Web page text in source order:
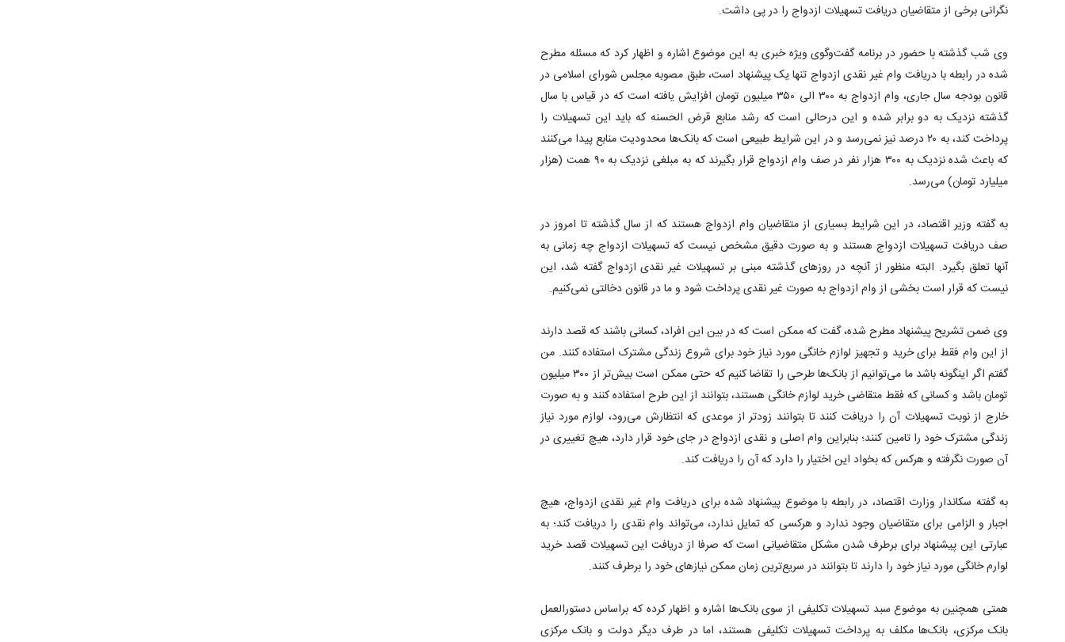
نگرانی برخی از متقاضیان دریافت تسهیلات ازدواج را در پی داشت.
وی شب گذشته با حضور در برنامه گفت‌وگوی ویژه خبری به این موضوع اشاره و اظهار کرد که مسئله مطرح
شده در رابطه با دریافت وام غیر نقدی ازدواج تنها یک پیشنهاد است، طبق مصوبه مجلس شورای اسلامی در
قانون بودجه سال جاری، وام ازدواج به ۳۰۰ الی ۳۵۰ میلیون تومان افزایش یافته است که در قیاس با سال
گذشته نزدیک به دو برابر شده و این درحالی است که رشد منابع قرض الحسنه که باید این تسهیلات را
پرداخت کند، به ۲۰ درصد نیز نمی‌رسد و در این شرایط طبیعی است که بانک‌ها محدودیت منابع پیدا می‌کنند
که باعث شده نزدیک به ۳۰۰ هزار نفر در صف وام ازدواج قرار بگیرند که به مبلغی نزدیک به ۹۰ همت (هزار
میلیارد تومان) می‌رسد.
به گفته وزیر اقتصاد، در این شرایط بسیاری از متقاضیان وام ازدواج هستند که از سال گذشته تا امروز در
صف دریافت تسهیلات ازدواج هستند و به صورت دقیق مشخص نیست که تسهیلات ازدواج چه زمانی به
آنها تعلق بگیرد. البته منظور از آنچه در روز‌های گذشته مبنی بر تسهیلات غیر نقدی ازدواج گفته شد، این
نیست که قرار است بخشی از وام ازدواج به صورت غیر نقدی پرداخت شود و ما در قانون دخالتی نمی‌کنیم.
وی ضمن تشریح پیشنهاد مطرح شده، گفت که ممکن است که در بین این افراد، کسانی باشند که قصد دارند
از این وام فقط برای خرید و تجهیز لوازم خانگی مورد نیاز خود برای شروع زندگی مشترک استفاده کنند. من
گفتم اگر اینگونه باشد ما می‌توانیم از بانک‌ها طرحی را تقاضا کنیم که حتی ممکن است بیش‌تر از ۳۰۰ میلیون
تومان باشد و کسانی که فقط متقاضی خرید لوازم خانگی هستند، بتوانند از این طرح استفاده کنند و به صورت
خارج از نوبت تسهیلات آن را دریافت کنند تا بتوانند زودتر از موعدی که انتظارش می‌رود، لوازم مورد نیاز
زندگی مشترک خود را تامین کنند؛ بنابراین وام اصلی و نقدی ازدواج در جای خود قرار دارد، هیچ تغییری در
آن صورت نگرفته و هرکس که بخواد این اختیار را دارد که آن را دریافت کند.
به گفته سکاندار وزارت اقتصاد، در رابطه با موضوع پیشنهاد شده برای دریافت وام غیر نقدی ازدواج، هیچ
اجبار و الزامی برای متقاضیان وجود ندارد و هرکسی که تمایل ندارد، می‌تواند وام نقدی را دریافت کند؛ به
عبارتی این پیشنهاد برای برطرف شدن مشکل متقاضیانی است که صرفا از دریافت این تسهیلات قصد خرید
لوارم خانگی مورد نیاز خود را دارند تا بتوانند در سریع‌ترین زمان ممکن نیاز‌های خود را برطرف کنند.
همتی همچنین به موضوع سبد تسهیلات تکلیفی از سوی بانک‌ها اشاره و اظهار کرده که براساس دستورالعمل
بانک مرکزی، بانک‌ها مکلف به پرداخت تسهیلات تکلیفی هستند، اما در طرف دیگر دولت و بانک مرکزی